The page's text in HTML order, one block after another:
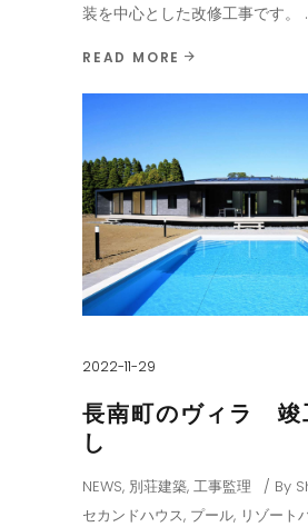
装を中心とした改修工事です。
READ MORE
2022-11-29
長南町のヴィラ 竣
し
NEWS, 別荘建築, 工事監理 By
セカンドハウス, プール, リゾート